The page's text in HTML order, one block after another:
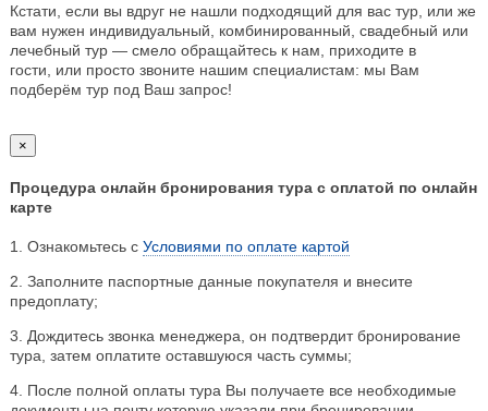
Кстати, если вы вдруг не нашли подходящий для вас тур, или же
вам нужен индивидуальный, комбинированный, свадебный или
лечебный тур — смело обращайтесь к нам, приходите в
гости, или просто звоните нашим специалистам: мы Вам
подберём тур под Ваш запрос!
×
Процедура онлайн бронирования тура с оплатой по онлайн
карте
1. Ознакомьтесь с Условиями по оплате картой
2. Заполните паспортные данные покупателя и внесите
предоплату;
3. Дождитесь звонка менеджера, он подтвердит бронирование
тура, затем оплатите оставшуюся часть суммы;
4. После полной оплаты тура Вы получаете все необходимые